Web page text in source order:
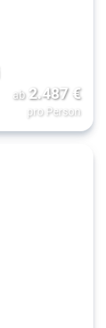
ab 2.487€
pro Person